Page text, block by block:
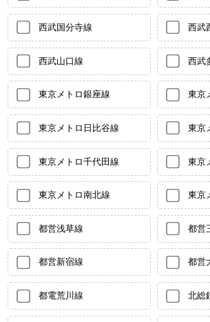
西武国分寺線 西武
西武山口線 西武
東京メトロ銀座線 東京
東京メトロ日比谷線 東京
東京メトロ千代田線 東京
東京メトロ南北線 東京
都営浅草線 都営
都営新宿線 都営
都電荒川線 北総